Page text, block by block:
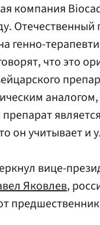
компания
генно-
что это
он учитывает
вице-
Яковлев,